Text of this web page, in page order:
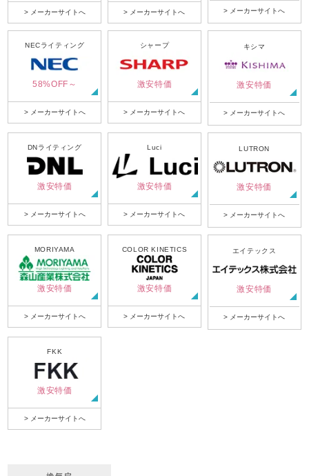
> メーカーサイトへ > メーカーサイトへ > メーカーサイトへ
NECライティング
58%OFF～
> メーカーサイトへ
シャープ
激安特価
> メーカーサイトへ
キシマ
激安特価
> メーカーサイトへ
DNライティング
激安特価
> メーカーサイトへ
Luci
激安特価
> メーカーサイトへ
LUTRON
激安特価
> メーカーサイトへ
MORIYAMA
激安特価
> メーカーサイトへ
COLOR KINETICS
激安特価
> メーカーサイトへ
エイテックス
激安特価
> メーカーサイトへ
FKK
激安特価
> メーカーサイトへ